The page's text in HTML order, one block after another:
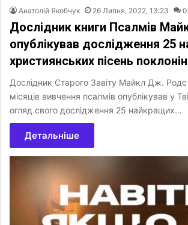
Анатолій Якобчук 26 Липня, 2022, 13:23 0
Дослідник книги Псалмів
опублікував дослідження 25
християнських пісень
Дослідник Старого Завіту Майкл Дж. Родс
місяців вивчення псалмів опублікував у
огляд свого дослідження 25 найкращих…
Детальніше